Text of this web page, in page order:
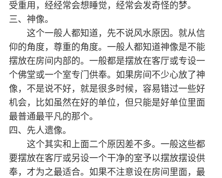
受重用，经经常会想睡觉，经常会发奇怪的梦。
三、神像。
这个一般人都知道，先不说风水原因。就从信
仰的角度，尊重的角度。一般人都知道神像是不能
摆放在房间内部的。一般都是摆放在客厅或专设一
个佛堂或一个室专门供奉。如果房间不少心放了神
像，不是说不好，就是很多时候，容易错过一些好
机会，比如虽然在好的单位，但只能是好单位里面
最普通最平凡的那个。
四、先人遗像。
这个其实和上面二个原因差不多。一般这些都
要摆放在客厅或另设一个干净的室予以摆放摆设供
奉，才为之最适合。如果不注意设在房间里面，最